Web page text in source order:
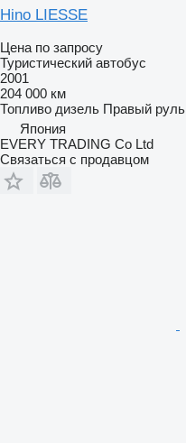
Hino LIESSE
Цена по запросу
Туристический автобус
2001
204 000 км
Топливо дизель Правый руль
Япония
EVERY TRADING Co Ltd
Связаться с продавцом